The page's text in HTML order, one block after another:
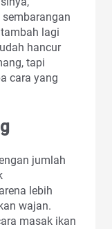
lagi
hancur
tapi
cara yang
jumlah
lebih
wajan.
masak ikan